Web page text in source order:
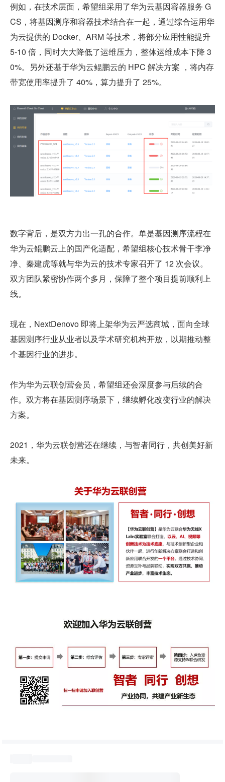
例如，在技术层面，希望组采用了华为云基因容器服务 G
CS，将基因测序和容器技术结合在一起，通过综合运用华
为云提供的 Docker、ARM 等技术，将部分应用性能提升
5-10 倍，同时大大降低了运维压力，整体运维成本下降 3
0%。另外还基于华为云鲲鹏云的 HPC 解决方案 ，将内存
带宽使用率提升了 40%，算力提升了 25%。
数字背后，是双方力出一孔的合作。单是基因测序流程在
华为云鲲鹏云上的国产化适配，希望组核心技术骨干李净
净、秦建虎等就与华为云的技术专家召开了 12 次会议。
双方团队紧密协作两个多月，保障了整个项目提前顺利上
线。
现在，NextDenovo 即将上架华为云严选商城，面向全球
基因测序行业从业者以及学术研究机构开放，以期推动整
个基因行业的进步。
作为华为云联创营会员，希望组还会深度参与后续的合
作。双方将在基因测序场景下，继续孵化改变行业的解决
方案。
2021，华为云联创营还在继续，与智者同行，共创美好新
未来。